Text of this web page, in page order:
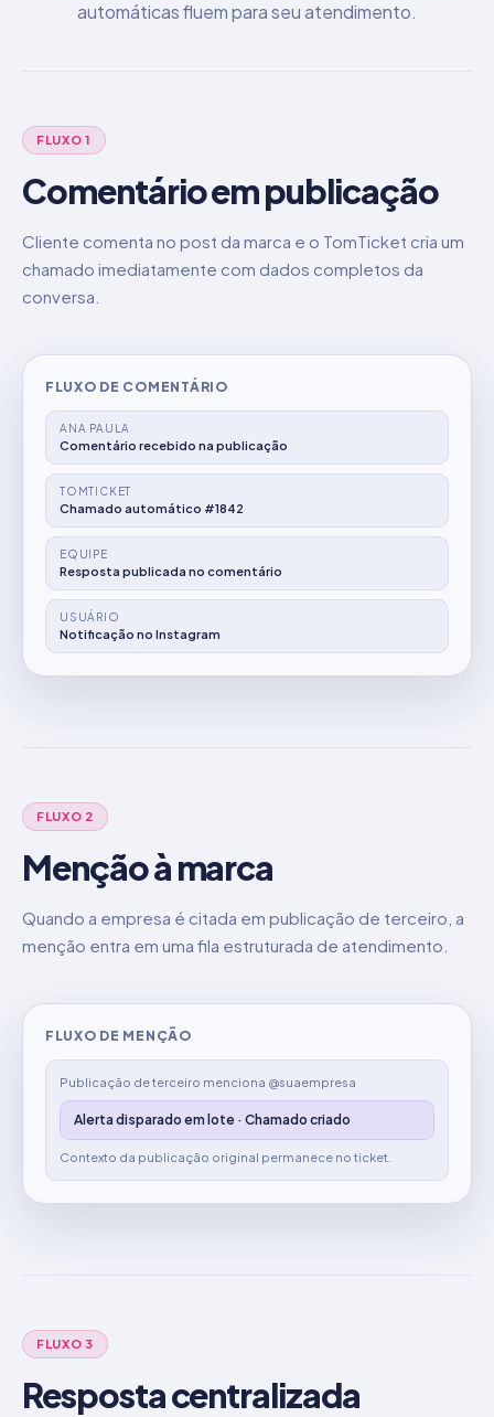
automáticas fluem para seu atendimento.
FLUXO 1
Comentário em publicação
Cliente comenta no post da marca e o TomTicket cria um
chamado imediatamente com dados completos da
conversa.
FLUXO DE COMENTÁRIO
ANA PAULA
Comentário recebido na publicação
TOMTICKET
Chamado automático #1842
EQUIPE
Resposta publicada no comentário
USUÁRIO
Notificação no Instagram
FLUXO 2
Menção à marca
Quando a empresa é citada em publicação de terceiro, a
menção entra em uma fila estruturada de atendimento.
FLUXO DE MENÇÃO
Publicação de terceiro menciona @suaempresa
Alerta disparado em lote · Chamado criado
Contexto da publicação original permanece no ticket.
FLUXO 3
Resposta centralizada